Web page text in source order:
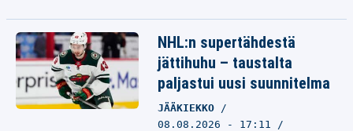
NHL:n supertähdestä
jättihuhu – taustalta
paljastui uusi suunnitelma
JÄÄKIEKKO
08.08.2026 - 17:11